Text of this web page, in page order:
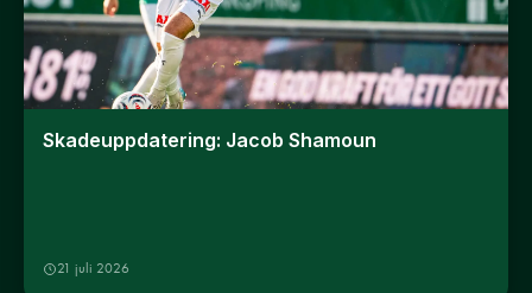
Skadeuppdatering: Jacob Shamoun
21 juli 2026